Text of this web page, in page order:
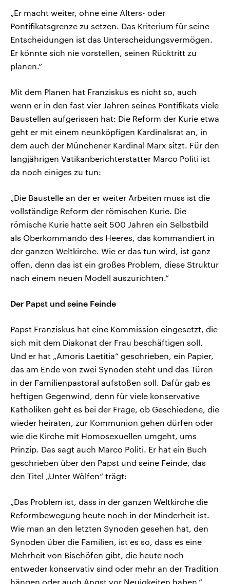
„Er macht weiter, ohne eine Alters- oder
Pontifikatsgrenze zu setzen. Das Kriterium für seine
Entscheidungen ist das Unterscheidungsvermögen.
Er könnte sich nie vorstellen, seinen Rücktritt zu
planen.“
Mit dem Planen hat Franziskus es nicht so, auch
wenn er in den fast vier Jahren seines Pontifikats viele
Baustellen aufgerissen hat: Die Reform der Kurie etwa
geht er mit einem neunköpfigen Kardinalsrat an, in
dem auch der Münchener Kardinal Marx sitzt. Für den
langjährigen Vatikanberichterstatter Marco Politi ist
da noch einiges zu tun:
„Die Baustelle an der er weiter Arbeiten muss ist die
vollständige Reform der römischen Kurie. Die
römische Kurie hatte seit 500 Jahren ein Selbstbild
als Oberkommando des Heeres, das kommandiert in
der ganzen Weltkirche. Wie er das tun wird, ist ganz
offen, denn das ist ein großes Problem, diese Struktur
nach einem neuen Modell auszurichten.“
Der Papst und seine Feinde
Papst Franziskus hat eine Kommission eingesetzt, die
sich mit dem Diakonat der Frau beschäftigen soll.
Und er hat „Amoris Laetitia“ geschrieben, ein Papier,
das am Ende von zwei Synoden steht und das Türen
in der Familienpastoral aufstoßen soll. Dafür gab es
heftigen Gegenwind, denn für viele konservative
Katholiken geht es bei der Frage, ob Geschiedene, die
wieder heiraten, zur Kommunion gehen dürfen oder
wie die Kirche mit Homosexuellen umgeht, ums
Prinzip. Das sagt auch Marco Politi. Er hat ein Buch
geschrieben über den Papst und seine Feinde, das
den Titel „Unter Wölfen“ trägt:
„Das Problem ist, dass in der ganzen Weltkirche die
Reformbewegung heute noch in der Minderheit ist.
Wie man an den letzten Synoden gesehen hat, den
Synoden über die Familien, ist es so, dass es eine
Mehrheit von Bischöfen gibt, die heute noch
entweder konservativ sind oder mehr an der Tradition
hängen oder auch Angst vor Neuigkeiten haben.“